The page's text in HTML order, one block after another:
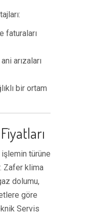
faturaları
arızaları
bir ortam
türüne
Zafer klima
dolumu,
göre
Servis